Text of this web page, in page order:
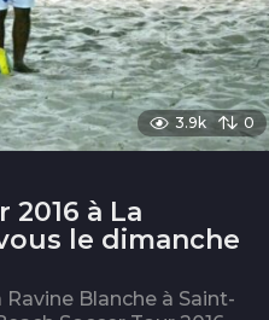
3.9k 0
2016 à La
le dimanche
Blanche à Saint-